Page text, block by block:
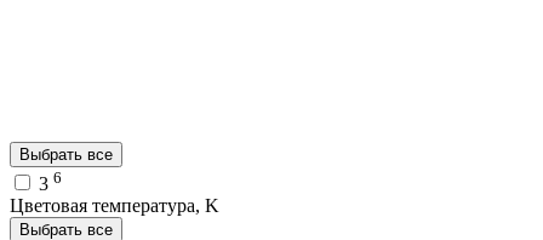
Выбрать все
3 6
Цветовая температура, K
Выбрать все